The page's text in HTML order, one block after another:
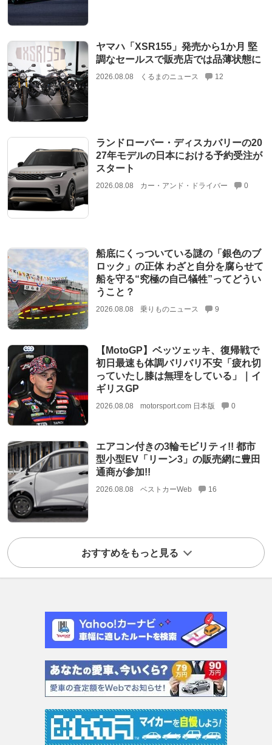
ヤマハ「XSR155」発売から1か月 堅
調なセールスで販売店では品薄状態に
2026.08.08 くるまのニュース 12
ランドローバー・ディスカバリーの20
27年モデルの日本における予約受注が
スタート
2026.08.08 カー・アンド・ドライバー 0
船底にくっついている謎の「銀色のブ
ロック」の正体 わざと自分を腐らせて
船を守る“究極の自己犠牲”ってどうい
うこと？
2026.08.08 乗りものニュース 9
【MotoGP】ベッツェッキ、復帰戦で
初日最速も体調バリバリ不安「疲れ切
っていたし膝は無理をしている」｜イ
ギリスGP
2026.08.08 motorsport.com 日本版 0
エアコン付きの3輪モビリティ!! 都市
型小型EV「リーン3」の販売網に豊田
通商が参加!!
2026.08.08 ベストカーWeb 16
おすすめをもっと見る